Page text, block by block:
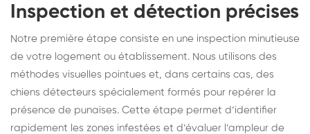
Inspection et détection précises
Notre première étape consiste en une inspection minutieuse
de votre logement ou établissement. Nous utilisons des
méthodes visuelles pointues et, dans certains cas, des
chiens détecteurs spécialement formés pour repérer la
présence de punaises. Cette étape permet d’identifier
rapidement les zones infestées et d’évaluer l’ampleur de